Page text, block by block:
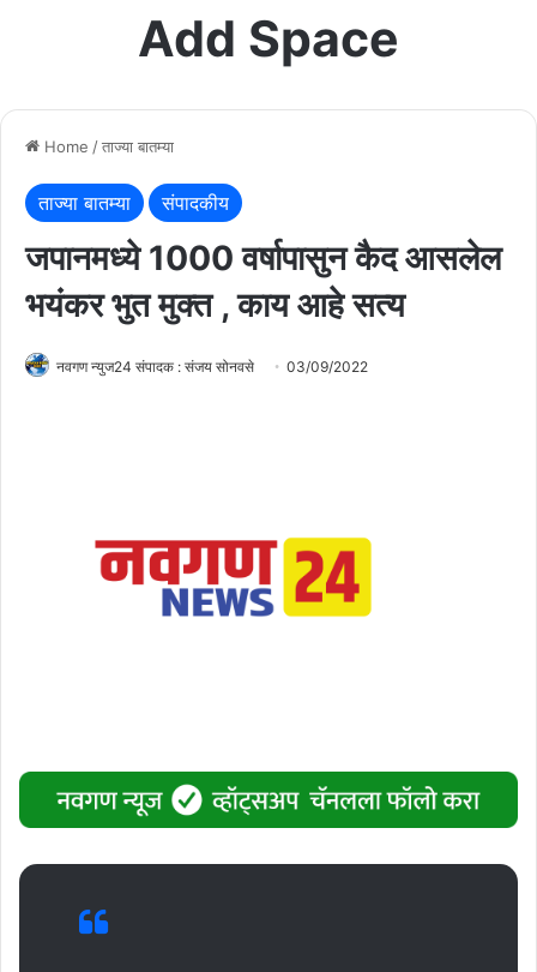
Add Space
Home /ताज्या बातम्या
ताज्या बातम्या संपादकीय
जपानमध्ये 1000 वर्षापासुन कैद आसलेल
भयंकर भुत मुक्त , काय आहे सत्य
नवगण न्युज24 संपादक : संजय सोनवसे 03/09/2022